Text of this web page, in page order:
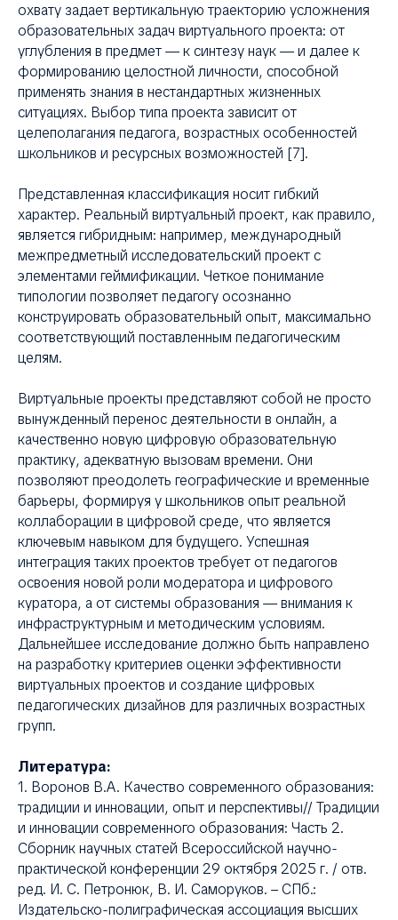
охвату задает вертикальную траекторию усложнения
образовательных задач виртуального проекта: от
углубления в предмет — к синтезу наук — и далее к
формированию целостной личности, способной
применять знания в нестандартных жизненных
ситуациях. Выбор типа проекта зависит от
целеполагания педагога, возрастных особенностей
школьников и ресурсных возможностей [7].
Представленная классификация носит гибкий
характер. Реальный виртуальный проект, как правило,
является гибридным: например, международный
межпредметный исследовательский проект с
элементами геймификации. Четкое понимание
типологии позволяет педагогу осознанно
конструировать образовательный опыт, максимально
соответствующий поставленным педагогическим
целям.
Виртуальные проекты представляют собой не просто
вынужденный перенос деятельности в онлайн, а
качественно новую цифровую образовательную
практику, адекватную вызовам времени. Они
позволяют преодолеть географические и временные
барьеры, формируя у школьников опыт реальной
коллаборации в цифровой среде, что является
ключевым навыком для будущего. Успешная
интеграция таких проектов требует от педагогов
освоения новой роли модератора и цифрового
куратора, а от системы образования — внимания к
инфраструктурным и методическим условиям.
Дальнейшее исследование должно быть направлено
на разработку критериев оценки эффективности
виртуальных проектов и создание цифровых
педагогических дизайнов для различных возрастных
групп.
Литература:
1. Воронов В.А. Качество современного образования:
традиции и инновации, опыт и перспективы// Традиции
и инновации современного образования: Часть 2.
Сборник научных статей Всероссийской научно-
практической конференции 29 октября 2025 г. / отв.
ред. И. С. Петронюк, В. И. Саморуков. – СПб.:
Издательско-полиграфическая ассоциация высших